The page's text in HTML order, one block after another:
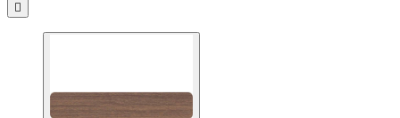
